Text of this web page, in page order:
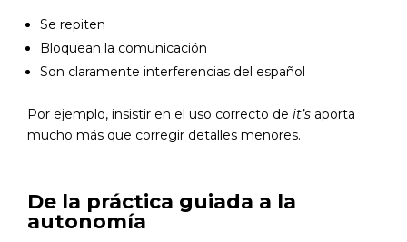
Se repiten
Bloquean la comunicación
Son claramente interferencias del español
Por ejemplo, insistir en el uso correcto de it’s aporta
mucho más que corregir detalles menores.
De la práctica guiada a la
autonomía